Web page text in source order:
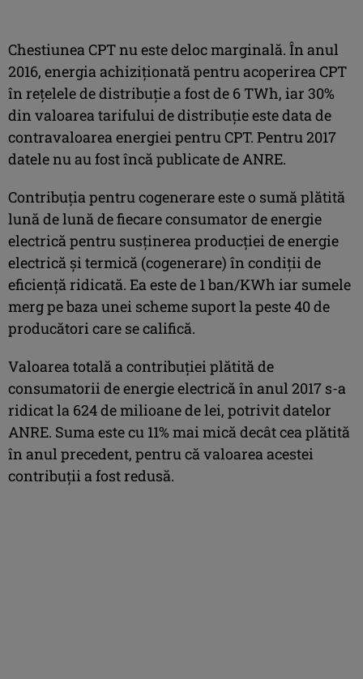
Chestiunea CPT nu este deloc marginală. În anul
2016, energia achiziţionată pentru acoperirea CPT
în reţelele de distribuţie a fost de 6 TWh, iar 30%
din valoarea tarifului de distribuţie este data de
contravaloarea energiei pentru CPT. Pentru 2017
datele nu au fost încă publicate de ANRE.
Contribuţia pentru cogenerare este o sumă plătită
lună de lună de fiecare consumator de energie
electrică pentru susţinerea producţiei de energie
electrică şi termică (cogenerare) în condiţii de
eficienţă ridicată. Ea este de 1 ban/KWh iar sumele
merg pe baza unei scheme suport la peste 40 de
producători care se califică.
Valoarea totală a contribuţiei plătită de
consumatorii de energie electrică în anul 2017 s-a
ridicat la 624 de milioane de lei, potrivit datelor
ANRE. Suma este cu 11% mai mică decât cea plătită
în anul precedent, pentru că valoarea acestei
contribuţii a fost redusă.